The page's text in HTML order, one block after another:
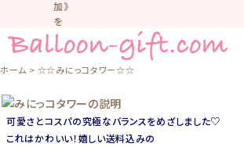
加》
を
お
す
す
て
い
ま
ホーム ☆☆みにっコタワー☆☆
可愛さとコスパの究極なバランスをめざしました♡
これはかわいい！嬉しい送料込みの